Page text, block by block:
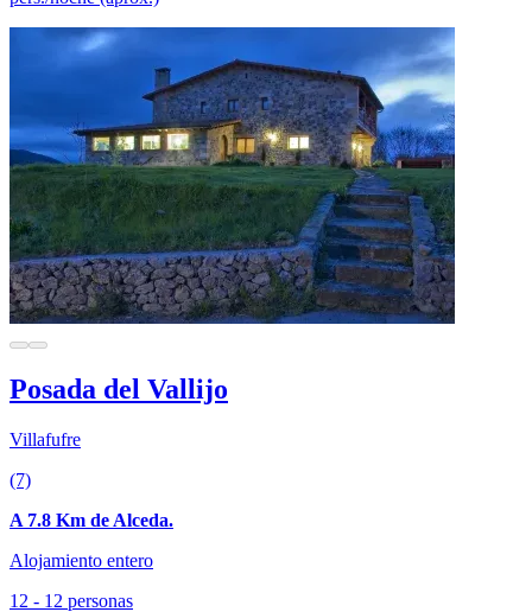
Posada del Vallijo
Villafufre
(7)
A 7.8 Km de Alceda.
Alojamiento entero
12 - 12 personas